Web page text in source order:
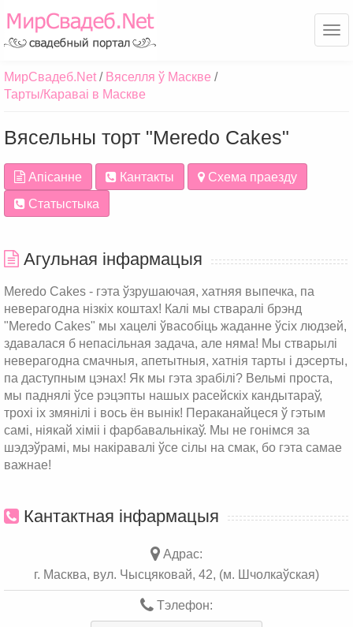
МирСвадеб.Net
Вяселля ў Маскве
Тарты/Караваі в Маскве
Вясельны торт "Meredo Cakes"
Апісанне Кантакты
Схема праезду
Статыстыка
Агульная інфармацыя
Meredo Cakes - гэта ўзрушаючая, хатняя выпечка, па
неверагодна нізкіх коштах! Калі мы стваралі брэнд
"Meredo Cakes" мы хацелі ўвасобіць жаданне ўсіх людзей,
здавалася б непасільная задача, але няма! Мы стварылі
неверагодна смачныя, апетытныя, хатнія тарты і дэсерты,
па даступным цэнах! Як мы гэта зрабілі? Вельмі проста,
мы паднялі ўсе рэцэпты нашых расейскіх кандытараў,
трохі іх змянілі і вось ён вынік! Пераканайцеся ў гэтым
самі, ніякай хіміі і фарбавальнікаў. Мы не гонімся за
шэдэўрамі, мы накіравалі ўсе сілы на смак, бо гэта самае
важнае!
Кантактная інфармацыя
Адрас:
г. Масква, вул. Чысцяковай, 42, (м. Шчолкаўская)
Тэлефон: